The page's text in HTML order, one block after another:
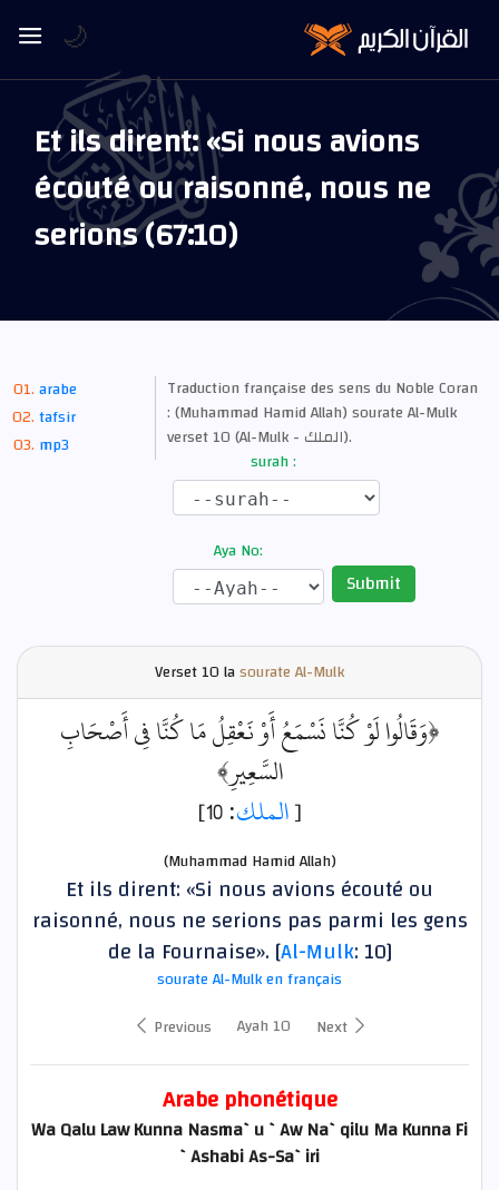
Et ils dirent: «Si nous avions
écouté ou raisonné, nous ne
serions (67:10)
arabe
tafsir
mp3
Traduction française des sens du Noble Coran
: (Muhammad Hamid Allah) sourate Al-Mulk
verset 10 (Al-Mulk - الملك).
surah :
Aya No:
Submit
Verset10 lasourate Al-Mulk
﴿وَقَالُوا لَوْ كُنَّا نَسْمَعُ أَوْ نَعْقِلُ مَا كُنَّا فِي أَصْحَابِ
السَّعِيرِ﴾
[الملك: 10]
(Muhammad Hamid Allah)
Et ils dirent: «Si nous avions écouté ou
raisonné, nous ne serions pas parmi les gens
de la Fournaise». [Al-Mulk: 10]
sourate Al-Mulk en français
Previous
Ayah 10 Next
Arabe phonétique
Wa Qalu Law Kunna Nasma`u `Aw Na`qilu Ma Kunna Fi
`Ashabi As-Sa`iri
🌙